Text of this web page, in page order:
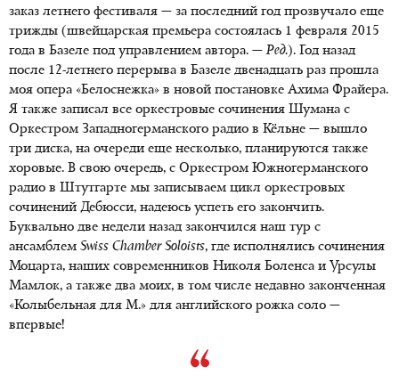
заказ летнего фестиваля — за последний год прозвучало еще
трижды (швейцарская премьера состоялась 1 февраля 2015
года в Базеле под управлением автора. — Ред.). Год назад
после 12-летнего перерыва в Базеле двенадцать раз прошла
моя опера «Белоснежка» в новой постановке Ахима Фрайера.
Я также записал все оркестровые сочинения Шумана с
Оркестром Западногерманского радио в Кёльне — вышло
три диска, на очереди еще несколько, планируются также
хоровые. В свою очередь, с Оркестром Южногерманского
радио в Штутгарте мы записываем цикл оркестровых
сочинений Дебюсси, надеюсь успеть его закончить.
Буквально две недели назад закончился наш тур с
ансамблем Swiss Chamber Soloists, где исполнялись сочинения
Моцарта, наших современников Николя Боленса и Урсулы
Мамлок, а также два моих, в том числе недавно законченная
«Колыбельная для М.» для английского рожка соло —
впервые!